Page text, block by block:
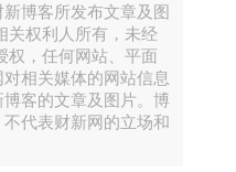
距离，距离越远，时差
差的上述性质，早些
作研发出多套“震后地震
、美国、墨西哥、土耳
博客所发布文章及图
关权利人所有，未经
权，任何网站、平面
相关媒体的网站信息
客的文章及图片。博
代表财新网的立场和